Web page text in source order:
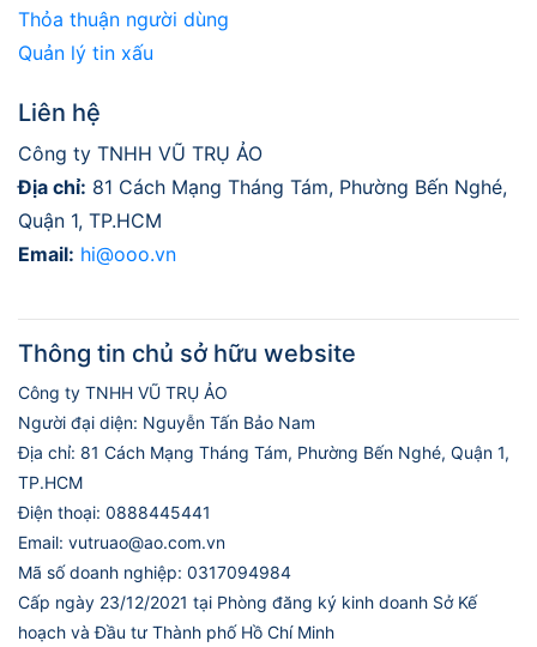
Thỏa thuận người dùng
Quản lý tin xấu
Liên hệ
Công ty TNHH VŨ TRỤ ẢO
Địa chỉ: 81 Cách Mạng Tháng Tám, Phường Bến Nghé,
Quận 1, TP.HCM
Email: hi@ooo.vn
Thông tin chủ sở hữu website
Công ty TNHH VŨ TRỤ ẢO
Người đại diện: Nguyễn Tấn Bảo Nam
Địa chỉ: 81 Cách Mạng Tháng Tám, Phường Bến Nghé, Quận 1,
TP.HCM
Điện thoại: 0888445441
Email: vutruao@ao.com.vn
Mã số doanh nghiệp: 0317094984
Cấp ngày 23/12/2021 tại Phòng đăng ký kinh doanh Sở Kế
hoạch và Đầu tư Thành phố Hồ Chí Minh